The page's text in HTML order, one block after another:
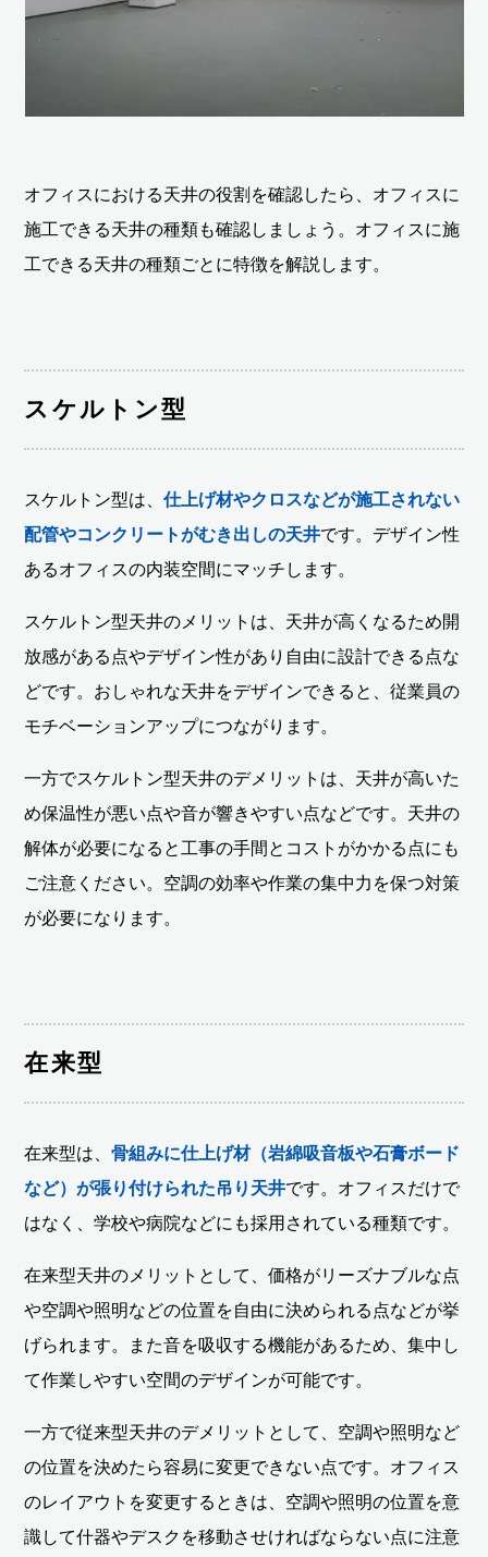
オフィスにおける天井の役割を確認したら、オフィスに
施工できる天井の種類も確認しましょう。オフィスに施
工できる天井の種類ごとに特徴を解説します。
スケルトン型
スケルトン型は、仕上げ材やクロスなどが施工されない
配管やコンクリートがむき出しの天井です。デザイン性
あるオフィスの内装空間にマッチします。
スケルトン型天井のメリットは、天井が高くなるため開
放感がある点やデザイン性があり自由に設計できる点な
どです。おしゃれな天井をデザインできると、従業員の
モチベーションアップにつながります。
一方でスケルトン型天井のデメリットは、天井が高いた
め保温性が悪い点や音が響きやすい点などです。天井の
解体が必要になると工事の手間とコストがかかる点にも
ご注意ください。空調の効率や作業の集中力を保つ対策
が必要になります。
在来型
在来型は、骨組みに仕上げ材（岩綿吸音板や石膏ボード
など）が張り付けられた吊り天井です。オフィスだけで
はなく、学校や病院などにも採用されている種類です。
在来型天井のメリットとして、価格がリーズナブルな点
や空調や照明などの位置を自由に決められる点などが挙
げられます。また音を吸収する機能があるため、集中し
て作業しやすい空間のデザインが可能です。
一方で従来型天井のデメリットとして、空調や照明など
の位置を決めたら容易に変更できない点です。オフィス
のレイアウトを変更するときは、空調や照明の位置を意
識して什器やデスクを移動させければならない点に注意